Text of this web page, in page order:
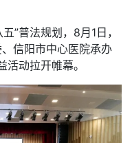
”普法规划，8月1日，
信阳市中心医院承办
活动拉开帷幕。